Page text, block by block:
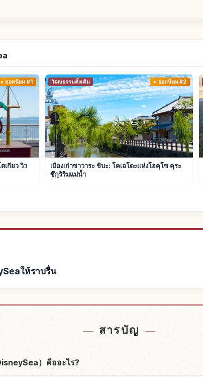
ยอดนิยม #1
เกียว วิว
วัฒนธรรมดั้งเดิม ยอดนิยม #2
เมืองเก่าซาวาระ ชิบะ: โคเอโดะแห่งโฮคุโซ คุระ
ซึกุริริมแม่น้ำ
ให้ราบรื่น
สารบัญ
）คืออะไร?